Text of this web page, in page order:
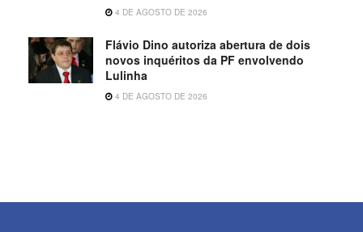
4 DE AGOSTO DE 2026
Flávio Dino autoriza abertura de dois
novos inquéritos da PF envolvendo
Lulinha
4 DE AGOSTO DE 2026